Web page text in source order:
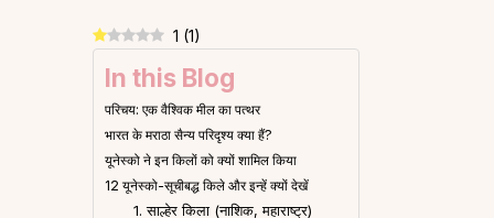
1 (1)
In this Blog
परिचय: एक वैश्विक मील का पत्थर
भारत के मराठा सैन्य परिदृश्य क्या हैं?
यूनेस्को ने इन किलों को क्यों शामिल किया
12 यूनेस्को-सूचीबद्ध किले और इन्हें क्यों देखें
1. साल्हेर किला (नाशिक, महाराष्ट्र)